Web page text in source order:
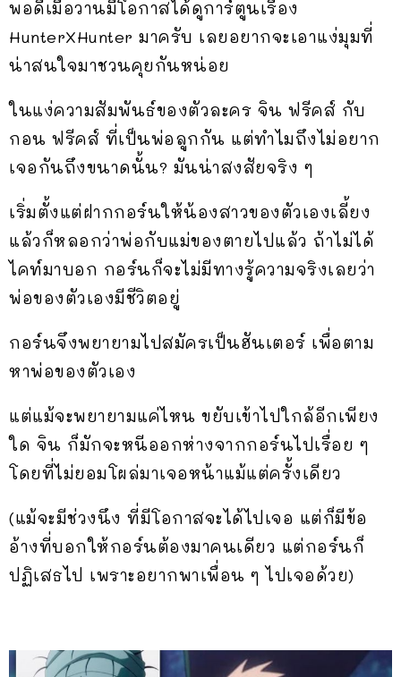
พอดีเมื่อวานมีโอกาสได้ดูการ์ตูนเรื่อง
HunterXHunter มาครับ เลยอยากจะเอาแง่มุมที่
น่าสนใจมาชวนคุยกันหน่อย
ในแง่ความสัมพันธ์ของตัวละคร จิน ฟรีคส์ กับ
กอน ฟรีคส์ ที่เป็นพ่อลูกกัน แต่ทำไมถึงไม่อยาก
เจอกันถึงขนาดนั้น? มันน่าสงสัยจริง ๆ
เริ่มตั้งแต่ฝากกอร์นให้น้องสาวของตัวเองเลี้ยง
แล้วก็หลอกว่าพ่อกับแม่ของตายไปแล้ว ถ้าไม่ได้
ไคท์มาบอก กอร์นก็จะไม่มีทางรู้ความจริงเลยว่า
พ่อของตัวเองมีชีวิตอยู่
กอร์นจึงพยายามไปสมัครเป็นฮันเตอร์ เพื่อตาม
หาพ่อของตัวเอง
แต่แม้จะพยายามแค่ไหน ขยับเข้าไปใกล้อีกเพียง
ใด จิน ก็มักจะหนีออกห่างจากกอร์นไปเรื่อย ๆ
โดยที่ไม่ยอมโผล่มาเจอหน้าแม้แต่ครั้งเดียว
(แม้จะมีช่วงนึง ที่มีโอกาสจะได้ไปเจอ แต่ก็มีข้อ
อ้างที่บอกให้กอร์นต้องมาคนเดียว แต่กอร์นก็
ปฏิเสธไป เพราะอยากพาเพื่อน ๆ ไปเจอด้วย)